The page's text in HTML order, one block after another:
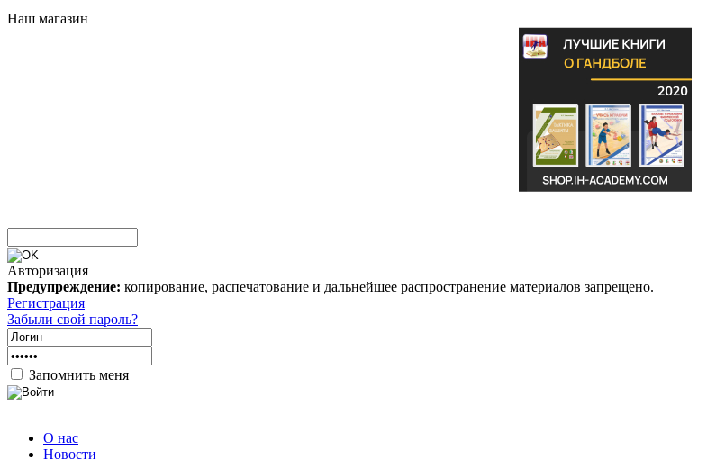
Наш магазин
Авторизация
Предупреждение: копирование, распечатование и дальнейшее распространение материалов запрещено.
Регистрация
Забыли свой пароль?
Запомнить меня
О нас
Новости